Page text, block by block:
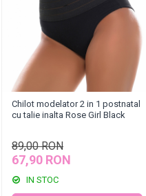
Chilot modelator 2 in 1 postnatal
cu talie inalta Rose Girl Black
89,00 RON
67,90 RON
IN STOC